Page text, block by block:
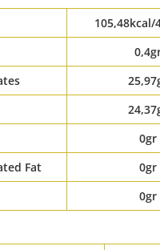
105,48kcal/
0gr
Fat
0gr
0gr